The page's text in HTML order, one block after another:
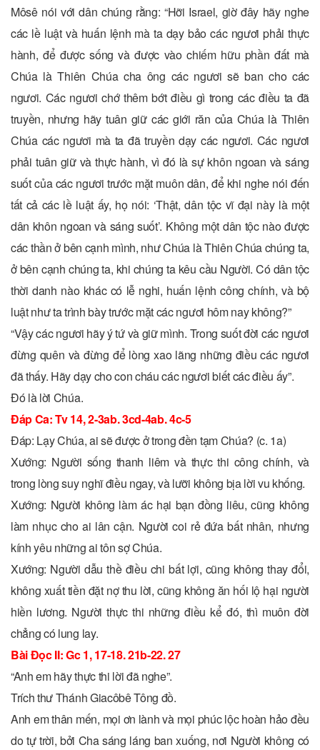
Môsê nói với dân chúng rằng: “Hỡi Israel, giờ đây hãy nghe
các lề luật và huấn lệnh mà ta dạy bảo các ngươi phải thực
hành, để được sống và được vào chiếm hữu phần đất mà
Chúa là Thiên Chúa cha ông các ngươi sẽ ban cho các
ngươi. Các ngươi chớ thêm bớt điều gì trong các điều ta đã
truyền, nhưng hãy tuân giữ các giới răn của Chúa là Thiên
Chúa các ngươi mà ta đã truyền dạy các ngươi. Các ngươi
phải tuân giữ và thực hành, vì đó là sự khôn ngoan và sáng
suốt của các ngươi trước mặt muôn dân, để khi nghe nói đến
tất cả các lề luật ấy, họ nói: ‘Thật, dân tộc vĩ đại này là một
dân khôn ngoan và sáng suốt’. Không một dân tộc nào được
các thần ở bên cạnh mình, như Chúa là Thiên Chúa chúng ta,
ở bên cạnh chúng ta, khi chúng ta kêu cầu Người. Có dân tộc
thời danh nào khác có lễ nghi, huấn lệnh công chính, và bộ
luật như ta trình bày trước mặt các ngươi hôm nay không?”
“Vậy các ngươi hãy ý tứ và giữ mình. Trong suốt đời các ngươi
đừng quên và đừng để lòng xao lãng những điều các ngươi
đã thấy. Hãy dạy cho con cháu các ngươi biết các điều ấy”.
Ðó là lời Chúa.
Ðáp Ca: Tv 14, 2-3ab. 3cd-4ab. 4c-5
Ðáp: Lạy Chúa, ai sẽ được ở trong đền tạm Chúa? (c. 1a)
Xướng: Người sống thanh liêm và thực thi công chính, và
trong lòng suy nghĩ điều ngay, và lưỡi không bịa lời vu khống.
Xướng: Người không làm ác hại bạn đồng liêu, cũng không
làm nhục cho ai lân cận. Người coi rẻ đứa bất nhân, nhưng
kính yêu những ai tôn sợ Chúa.
Xướng: Người dẫu thề điều chi bất lợi, cũng không thay đổi,
không xuất tiền đặt nợ thu lời, cũng không ăn hối lộ hại người
hiền lương. Người thực thi những điều kể đó, thì muôn đời
chẳng có lung lay.
Bài Ðọc II: Gc 1, 17-18. 21b-22. 27
“Anh em hãy thực thi lời đã nghe”.
Trích thư Thánh Giacôbê Tông đồ.
Anh em thân mến, mọi ơn lành và mọi phúc lộc hoàn hảo đều
do tự trời, bởi Cha sáng láng ban xuống, nơi Người không có